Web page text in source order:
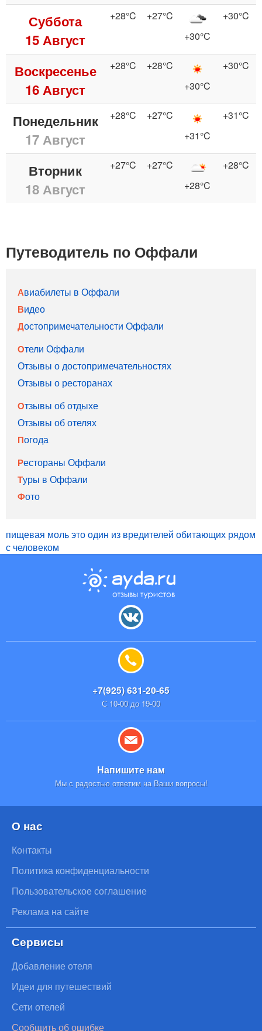
Суббота
15 Август
+28°C
+27°C
+30°C
+30°C
Воскресенье
16 Август
+28°C
+28°C
+30°C
+30°C
Понедельник
17 Август
+28°C
+27°C
+31°C
+31°C
Вторник
18 Август
+27°C
+27°C
+28°C
+28°C
Путеводитель по Оффали
Авиабилеты в Оффали
Видео
Достопримечательности Оффали
Отели Оффали
Отзывы о достопримечательностях
Отзывы о ресторанах
Отзывы об отдыхе
Отзывы об отелях
Погода
Рестораны Оффали
Туры в Оффали
Фото
пищевая моль это один из вредителей обитающих рядом
с человеком
+7(925) 631-20-65
С 10-00 до 19-00
Напишите нам
Мы с радостью ответим на Ваши вопросы!
О нас
Контакты
Политика конфиденциальности
Пользовательское соглашение
Реклама на сайте
Сервисы
Добавление отеля
Идеи для путешествий
Сети отелей
Сообщить об ошибке